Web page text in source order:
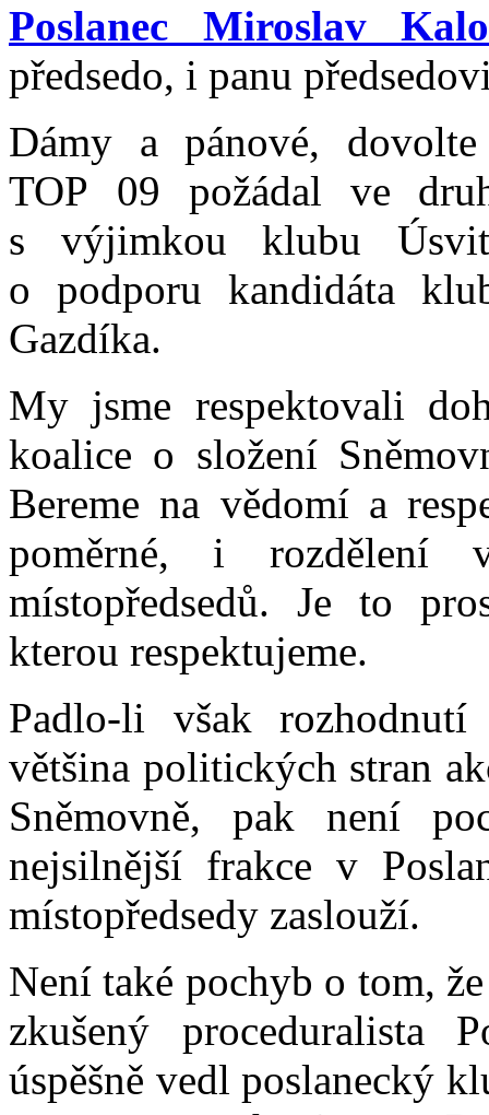
Poslanec Miroslav
předsedo, i panu
Dámy a pánové,
TOP 09 požádal ve
s výjimkou klubu
o podporu kandidáta
Gazdíka.
My jsme respektovali
koalice o složení
Bereme na vědomí a
poměrné, i rozdělení
místopředsedů. Je to
kterou respektujeme.
Padlo-li však
většina politických stran
Sněmovně, pak není
nejsilnější frakce v
místopředsedy zaslouží.
Není také pochyb o tom,
zkušený proceduralista
úspěšně vedl poslanecký